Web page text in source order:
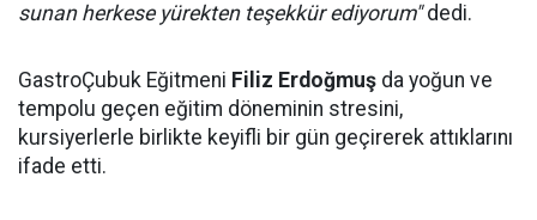
sunan herkese yürekten teşekkür ediyorum"dedi.
GastroÇubuk Eğitmeni Filiz Erdoğmuş da yoğun ve
tempolu geçen eğitim döneminin stresini,
kursiyerlerle birlikte keyifli bir gün geçirerek attıklarını
ifade etti.